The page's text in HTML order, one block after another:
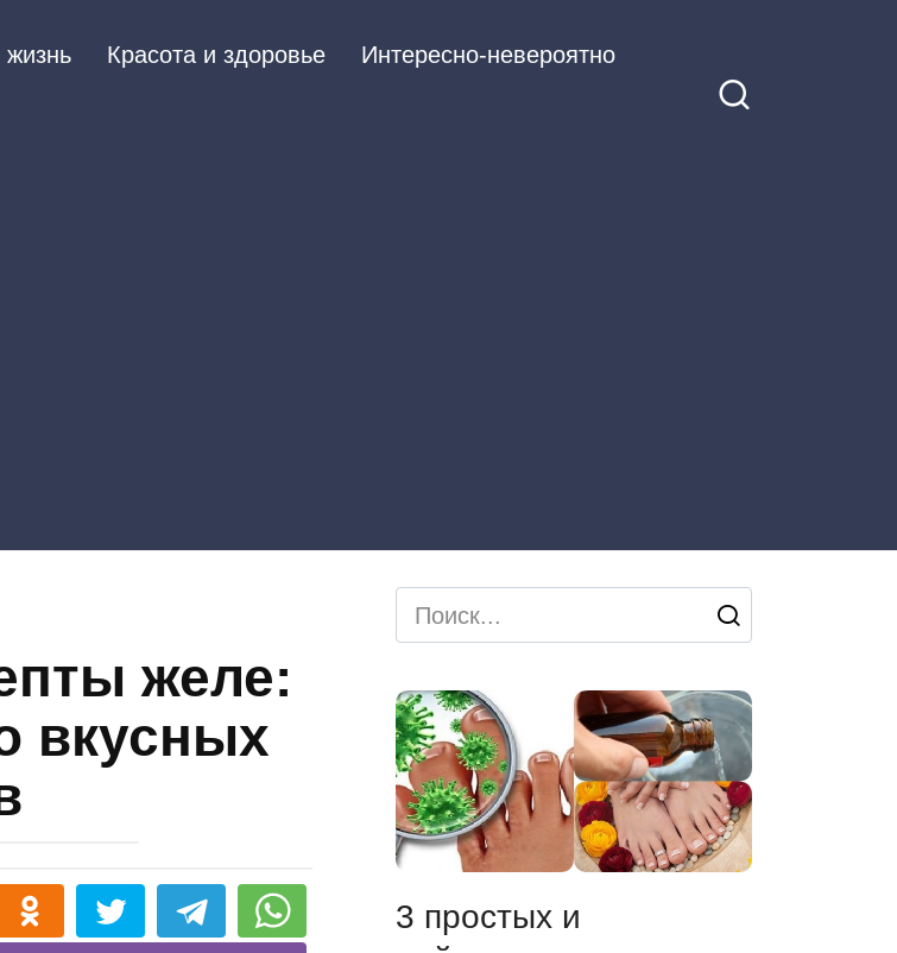
жизнь Красота и здоровье Интересно-невероятно
желе:
вкусных
Search
for:
3 простых и